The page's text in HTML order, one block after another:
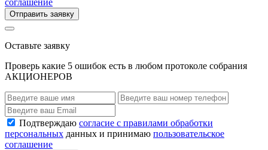
Отправить заявку
Оставьте заявку
Проверь какие 5 ошибок есть в любом протоколе собрания
АКЦИОНЕРОВ
Подтверждаю согласие с правилами обработки
персональных данных и принимаю пользовательское
соглашение